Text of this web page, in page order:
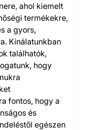
ahol kiemelt
termékekre,
a gyors,
Kínálatunkban
találhatók,
hogy
fontos, hogy a
és
egészen